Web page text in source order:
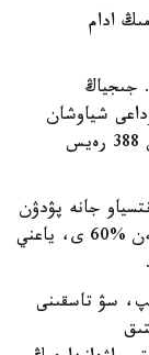
شاڭحايدا دا قاۋىپتى ايماقتاردان شامامەن 30 مىڭ ادام
جىجياڭ
شياوشان
حالىقارالىق اۋەجايىندا 9-تامىزعا جوسپارلانعان 388 رەيس
جانە پۋدۋن
اۋەجايلارىندا جوسپارلانعان رەيستەردىڭ شامامەن %60 ى، ياعني
سۋ تاسقىنى